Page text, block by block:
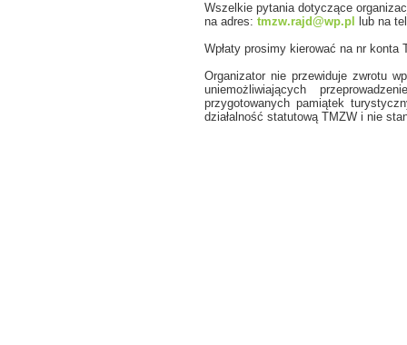
Wszelkie pytania dotyczące
na adres: tmzw.rajd@wp.pl
lub na
Wpłaty prosimy kierować na nr
Organizator nie przewiduje zwrotu
uniemożliwiających
przygotowanych pamiątek
działalność statutową TMZW i nie